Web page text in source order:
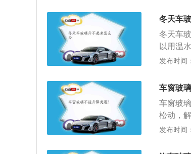
冷风，
利用空
当然也
玻璃内
是手动
时间除
璃窗上
玻璃上
酒精或
部件故
据玻璃
冬天车
冬天车
以用温
开关键
器固定
可能是
干，这
便。
发布时间
车窗玻
车窗玻
松动，
因可能
玻璃位
发布时间